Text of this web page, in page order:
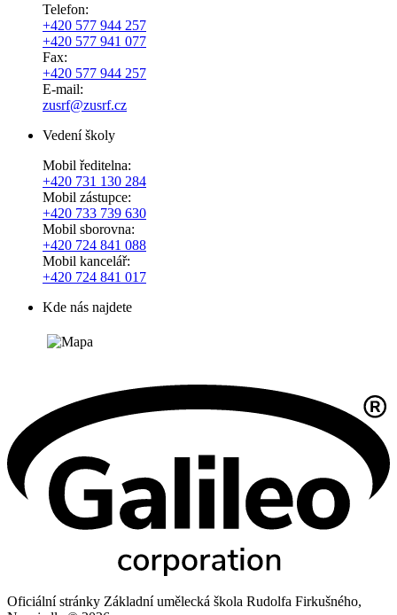
Telefon:
+420 577 944 257
+420 577 941 077
Fax:
+420 577 944 257
E-mail:
zusrf@zusrf.cz
Vedení školy
Mobil ředitelna:
+420 731 130 284
Mobil zástupce:
+420 733 739 630
Mobil sborovna:
+420 724 841 088
Mobil kancelář:
+420 724 841 017
Kde nás najdete
Oficiální stránky Základní umělecká škola Rudolfa Firkušného,